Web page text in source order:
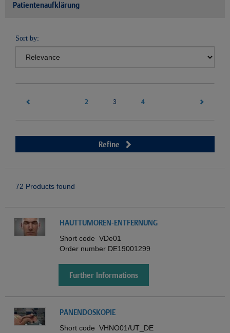
Patientenaufklärung
Sort by:
2 3 4
Refine
72 Products found
HAUTTUMOREN-ENTFERNUNG
Short code VDe01
Order number DE19001299
Further Informations
PANENDOSKOPIE
Short code VHNO01/UT_DE